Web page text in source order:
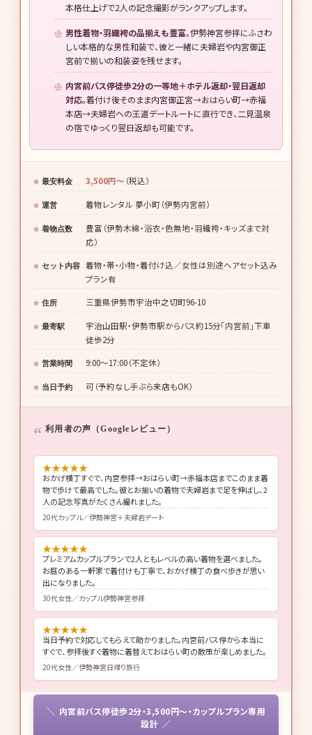
本格仕上げで2人の記念撮影がランクアップします。
男性着物・羽織袴の品揃えも豊富。伊勢神宮参拝にふさわ
しい本格的な男性和装で、彼と一緒に夫婦岩や内宮御正
宮前で揃いの和装姿を残せます。
内宮前バス停徒歩2分の一等地＋ホテル返却・翌日返却
対応。着付け後そのまま内宮御正宮→おはらい町→赤福
本店→夫婦岩への王道デートルートに直行でき、二見温泉
の宿でゆっくり翌日返却も可能です。
最安料金 3,500円〜 （税込）
運営 着物レンタル 夢小町（伊勢内宮前）
着物点数
豊富（伊勢木綿・浴衣・色無地・羽織袴・キッズまで対
応）
セット内容
着物・帯・小物・着付け込／女性は別途ヘアセット込み
プラン有
住所 三重県伊勢市宇治中之切町96-10
最寄駅
宇治山田駅・伊勢市駅からバス約15分「内宮前」下車
徒歩2分
営業時間 9:00〜17:00（不定休）
当日予約 可（予約なし手ぶら来店もOK）
利用者の声（Googleレビュー）
★★★★★
おかげ横丁すぐで、内宮参拝→おはらい町→赤福本店までこのまま着
物で歩けて最高でした。彼とお揃いの着物で夫婦岩まで足を伸ばし、2
人の記念写真がたくさん撮れました。
20代カップル／伊勢神宮＋夫婦岩デート
★★★★★
プレミアムカップルプランで2人ともレベルの高い着物を選べました。
お庭のある一軒家で着付けも丁寧で、おかげ横丁の食べ歩きが思い
出になりました。
30代女性／カップル伊勢神宮参拝
★★★★★
当日予約で対応してもらえて助かりました。内宮前バス停から本当に
すぐで、参拝後すぐ着物に着替えておはらい町の散策が楽しめました。
20代女性／伊勢神宮日帰り旅行
内宮前バス停徒歩2分・3,500円〜・カップルプラン専用
設計